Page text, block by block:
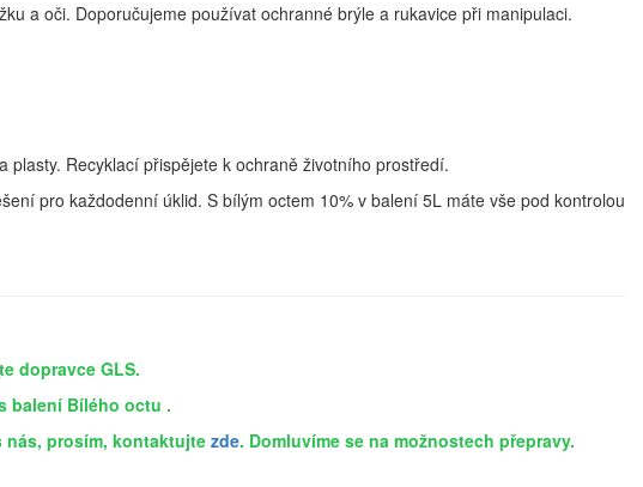
a oči. Doporučujeme používat ochranné brýle a rukavice při manipulaci.
Recyklací přispějete k ochraně životního prostředí.
pro každodenní úklid. S bílým octem 10% v balení 5L máte vše pod kontrolou
dopravce GLS.
balení Bílého octu .
prosím, kontaktujte zde. Domluvíme se na možnostech přepravy.